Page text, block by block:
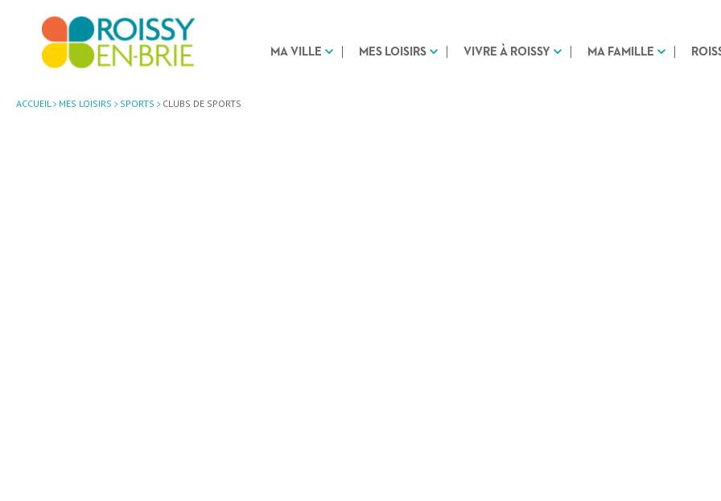
MA VILLE MES LOISIRS VIVRE À ROISSY MA FAMILLE
ACCUEIL MES LOISIRS SPORTS CLUBS DE SPORTS